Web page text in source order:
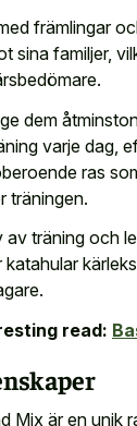
främlingar
sina familjer,
dem
varje dag,
ras
träningen.
av träning och
katahular
read:
Mix är en unik